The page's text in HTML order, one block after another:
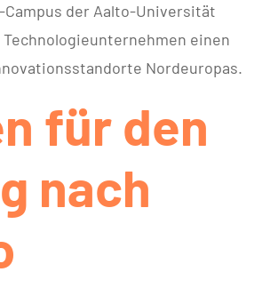
der Aalto-Universität
einen
Nordeuropas.
für den
nach